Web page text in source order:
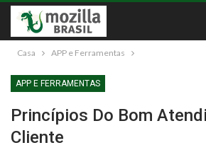
Casa APP e Ferramentas
APP E FERRAMENTAS
Princípios Do Bom
Cliente